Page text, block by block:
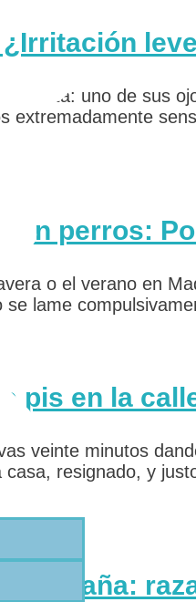
está: uno de sus
extremadamente
en perros:
o el verano en
lame
pis en la
veinte minutos
resignado, y
España: